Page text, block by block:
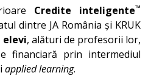
Credite inteligente™
dintre JA România și KRUK
elevi, alături de profesorii lor,
financiară prin intermediul
applied learning.